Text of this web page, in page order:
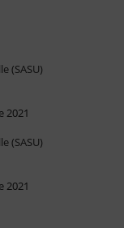
(SASU)
2021
(SASU)
2021